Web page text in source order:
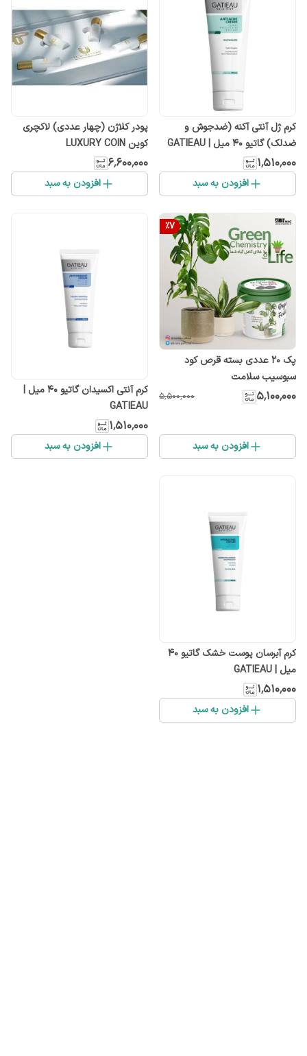
کرم ژل آنتی آکنه (ضدجوش و
ضدلک) گاتیو 40 میل | GATIEAU
۱٬۵۱۰٬۰۰۰
افزودن به سبد
پودر کلاژن (چهار عددی) لاکچری
کوین LUXURY COIN
۶٬۶۰۰٬۰۰۰
افزودن به سبد
%7
پک 20 عددی بسته قرص کود
سبوسیب سلامت
۵٬۱۰۰٬۰۰۰ ۵٬۵۰۰٬۰۰۰
افزودن به سبد
کرم آنتی اکسیدان گاتیو 40 میل |
GATIEAU
۱٬۵۱۰٬۰۰۰
افزودن به سبد
کرم آبرسان پوست خشک گاتیو 40
میل | GATIEAU
۱٬۵۱۰٬۰۰۰
افزودن به سبد